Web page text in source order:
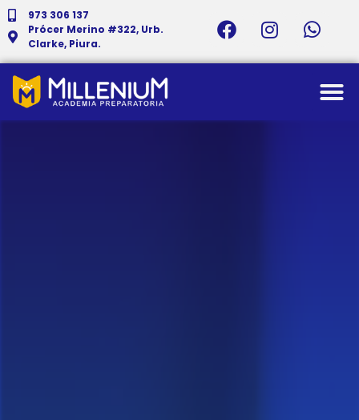
973 306 137
Prócer Merino #322, Urb.
Clarke, Piura.